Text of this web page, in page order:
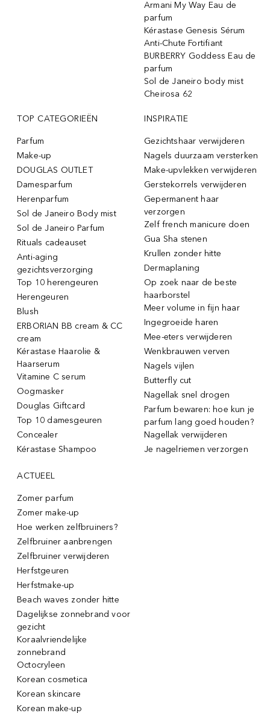
Armani My Way Eau de
parfum
Kérastase Genesis Sérum
Anti-Chute Fortifiant
BURBERRY Goddess Eau de
parfum
Sol de Janeiro body mist
Cheirosa 62
TOP CATEGORIEËN
Parfum
Make-up
DOUGLAS OUTLET
Damesparfum
Herenparfum
Sol de Janeiro Body mist
Sol de Janeiro Parfum
Rituals cadeauset
Anti-aging
gezichtsverzorging
Top 10 herengeuren
Herengeuren
Blush
ERBORIAN BB cream & CC
cream
Kérastase Haarolie &
Haarserum
Vitamine C serum
Oogmasker
Douglas Giftcard
Top 10 damesgeuren
Concealer
Kérastase Shampoo
INSPIRATIE
Gezichtshaar verwijderen
Nagels duurzaam versterken
Make-upvlekken verwijderen
Gerstekorrels verwijderen
Gepermanent haar
verzorgen
Zelf french manicure doen
Gua Sha stenen
Krullen zonder hitte
Dermaplaning
Op zoek naar de beste
haarborstel
Meer volume in fijn haar
Ingegroeide haren
Mee-eters verwijderen
Wenkbrauwen verven
Nagels vijlen
Butterfly cut
Nagellak snel drogen
Parfum bewaren: hoe kun je
parfum lang goed houden?
Nagellak verwijderen
Je nagelriemen verzorgen
ACTUEEL
Zomer parfum
Zomer make-up
Hoe werken zelfbruiners?
Zelfbruiner aanbrengen
Zelfbruiner verwijderen
Herfstgeuren
Herfstmake-up
Beach waves zonder hitte
Dagelijkse zonnebrand voor
gezicht
Koraalvriendelijke
zonnebrand
Octocryleen
Korean cosmetica
Korean skincare
Korean make-up